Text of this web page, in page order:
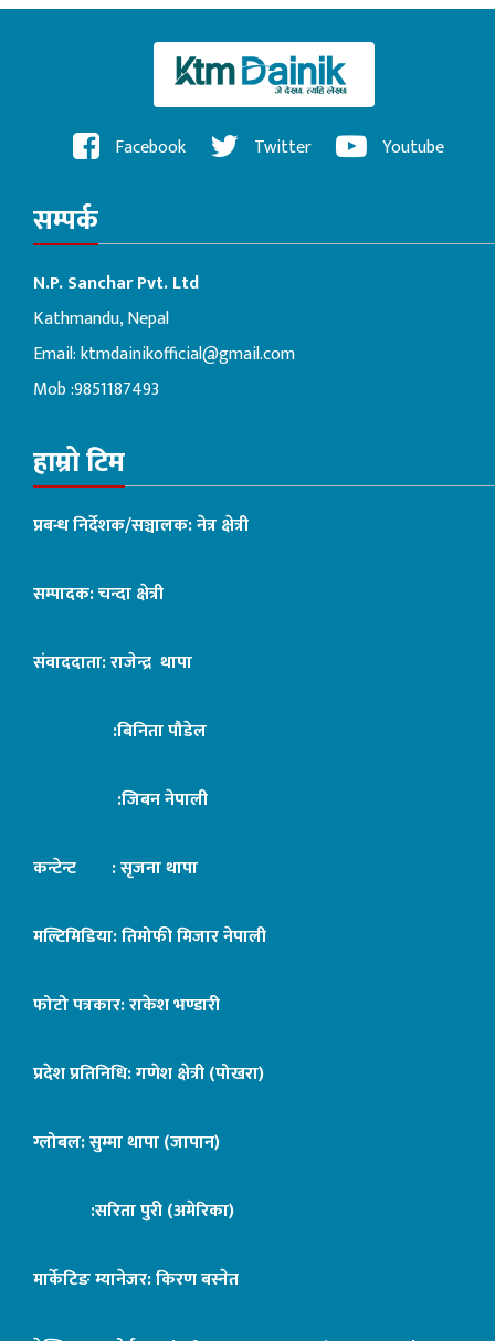
Facebook Twitter Youtube
सम्पर्क
N.P. Sanchar Pvt. Ltd
Kathmandu, Nepal
Email:ktmdainikofficial@gmail.com
Mob :9851187493
हाम्रो टिम
प्रबन्ध निर्देशक/सञ्चालक: नेत्र क्षेत्री
सम्पादक: चन्दा क्षेत्री
संवाददाता: राजेन्द्र थापा
:बिनिता पौडेल
:जिबन नेपाली
कन्टेन्ट : सृजना थापा
मल्टिमिडिया: तिमोफी मिजार नेपाली
फोटो पत्रकार: राकेश भण्डारी
प्रदेश प्रतिनिधि: गणेश क्षेत्री (पोखरा)
ग्लोबल: सुम्मा थापा (जापान)
:सरिता पुरी (अमेरिका)
मार्केटिङ म्यानेजर: किरण बस्नेत